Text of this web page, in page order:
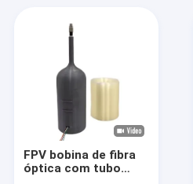
FPV bobina de fibra
óptica com tubo